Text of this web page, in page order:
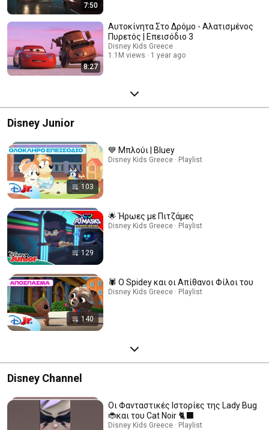
7:50
8:27
Αυτοκίνητα Στο Δρόμο - Αλατισμένος
Πυρετός | Επεισόδιο 3
Disney Kids Greece
1.1M views
1 year ago
Disney Junior
103
💙 Μπλούι | Bluey
Disney Kids Greece · Playlist
129
🌟 Ήρωες με Πιτζάμες
Disney Kids Greece · Playlist
140
🕷️ Ο Spidey και οι Απίθανοι Φίλοι του
Disney Kids Greece · Playlist
Disney Channel
Oι Φανταστικές Ιστορίες της Lady Bug
🐞και του Cat Noir 🐈‍⬛
Disney Kids Greece · Playlist